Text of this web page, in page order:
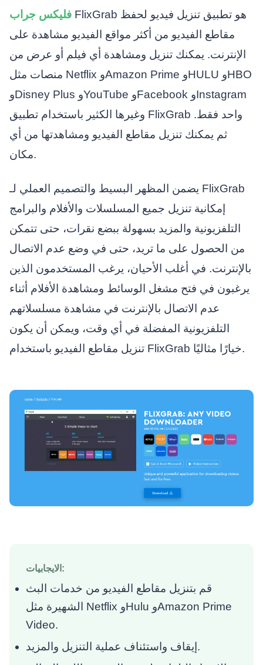
فليكس جرابFlixGrab هو تطبيق تنزيل فيديو لحفظ
مقاطع الفيديو من أكثر مواقع الفيديو مشاهدة على
الإنترنت. يمكنك تنزيل ومشاهدة أي فيلم أو عرض من
منصات مثل Netflix وAmazon Prime وHULU وHBO
وDisney Plus وYouTube وFacebook وInstagram
وغيرها الكثير باستخدام تطبيق FlixGrab واحد فقط.
ثم يمكنك تنزيل مقاطع الفيديو ومشاهدتها من أي
مكان.
يضمن المظهر البسيط والتصميم العملي لـ FlixGrab
إمكانية تنزيل جميع المسلسلات والأفلام والبرامج
التلفزيونية والمزيد بسهولة ببضع نقرات، حتى تتمكن
من الحصول على ما تريد، حتى في وضع عدم الاتصال
بالإنترنت. في أغلب الأحيان، يرغب المستخدمون الذين
يرغبون في فتح مشغل الوسائط ومشاهدة الأفلام أثناء
عدم الاتصال بالإنترنت في مشاهدة مسلسلاتهم
التلفزيونية المفضلة في أي وقت، ويمكن أن يكون
تنزيل مقاطع الفيديو باستخدام FlixGrab خيارًا مثاليًا.
الايجابيات:
قم بتنزيل مقاطع الفيديو من خدمات البث
الشهيرة مثل Netflix وHulu وAmazon Prime
Video.
إيقاف واستئناف عملية التنزيل والمزيد.